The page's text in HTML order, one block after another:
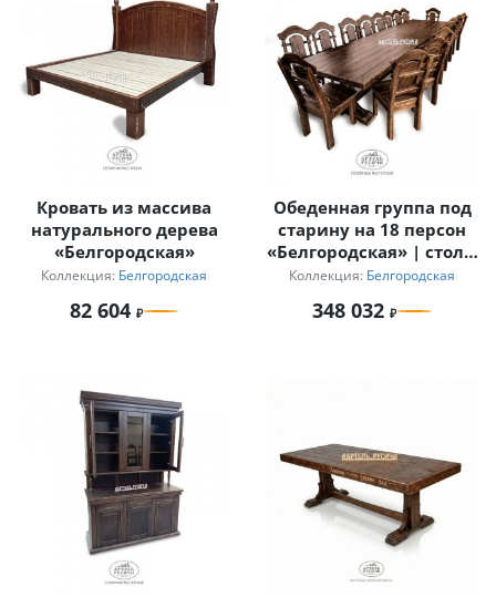
Кровать из массива
натурального дерева
«Белгородская»
Коллекция: Белгородская
82 604
Обеденная группа под
старину на 18 персон
«Белгородская» | стол 4
м
Коллекция: Белгородская
348 032